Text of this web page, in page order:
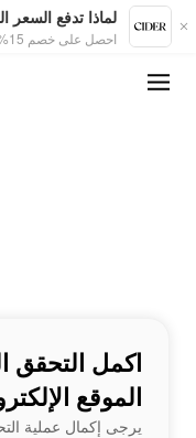
لماذا تدفع السعر
احصل على خصم 15% في التطبيق
اكمل التحقق
الموقع
يرجى إكمال عملية